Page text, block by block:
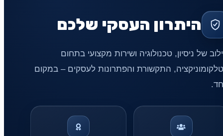
היתרון העסקי שלכם
של ניסיון, טכנולוגיה ושירות מקצועי בתחום
התקשורת והפתרונות לעסקים – במקום